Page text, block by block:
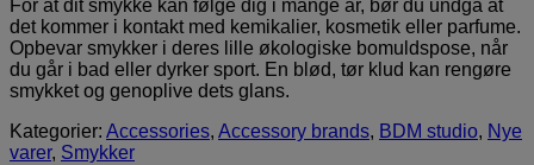
For at dit smykke kan følge dig i mange år, bør du undgå at
det kommer i kontakt med kemikalier, kosmetik eller parfume.
Opbevar smykker i deres lille økologiske bomuldspose, når
du går i bad eller dyrker sport. En blød, tør klud kan rengøre
smykket og genoplive dets glans.
Kategorier: Accessories, Accessory brands, BDM studio, Nye
varer, Smykker